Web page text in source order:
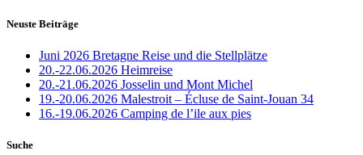
Neuste Beiträge
Juni 2026 Bretagne Reise und die Stellplätze
20.-22.06.2026 Heimreise
20.-21.06.2026 Josselin und Mont Michel
19.-20.06.2026 Malestroit – Écluse de Saint-Jouan 34
16.-19.06.2026 Camping de l’ile aux pies
Suche